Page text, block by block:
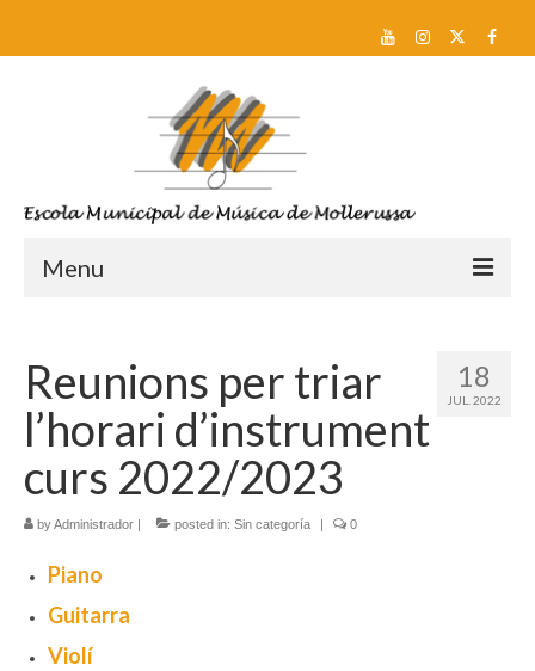
Menu
Escola
Sobre nosaltres
Equip docent
Pla d’estudis
Consell Escolar
Calendari escolar
18
JUL. 2022
Reunions per triar
l’horari d’instrument
curs 2022/2023
byAdministrador | posted in: Sin categoría | 0
Piano
Guitarra
Violí